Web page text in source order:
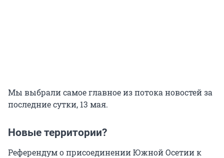
Мы выбрали самое главное из потока новостей за
последние сутки, 13 мая.
Новые территории?
Референдум о присоединении Южной Осетии к